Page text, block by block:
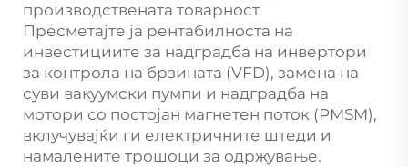
производствената товарност.
Пресметајте ја рентабилноста на
инвестициите за надградба на инвертори
за контрола на брзината (VFD), замена на
суви вакуумски пумпи и надградба на
мотори со постојан магнетен поток (PMSM),
вклучувајќи ги електричните штеди и
намалените трошоци за одржување.